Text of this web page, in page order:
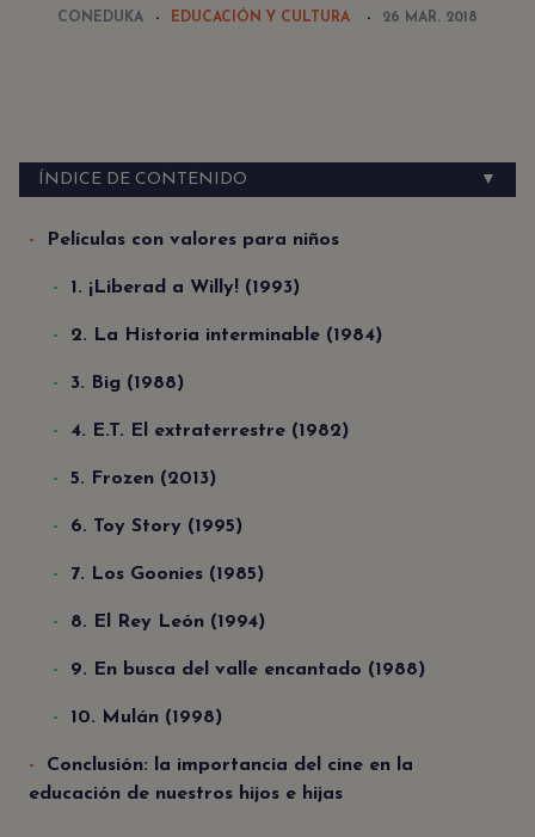
CONEDUKA EDUCACIÓN Y CULTURA 26 MAR. 2018
ÍNDICE DE CONTENIDO ▼
Películas con valores para niños
1. ¡Liberad a Willy! (1993)
2. La Historia interminable (1984)
3. Big (1988)
4. E.T. El extraterrestre (1982)
5. Frozen (2013)
6. Toy Story (1995)
7. Los Goonies (1985)
8. El Rey León (1994)
9. En busca del valle encantado (1988)
10. Mulán (1998)
Conclusión: la importancia del cine en la
educación de nuestros hijos e hijas